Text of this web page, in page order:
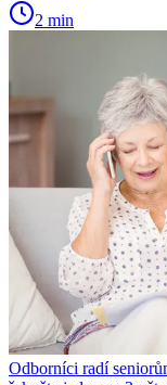
2 min
Odborníci radí